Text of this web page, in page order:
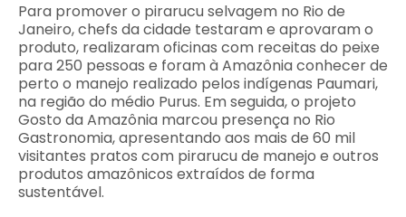
Para promover o pirarucu selvagem no Rio de
Janeiro, chefs da cidade testaram e aprovaram o
produto, realizaram oficinas com receitas do peixe
para 250 pessoas e foram à Amazônia conhecer de
perto o manejo realizado pelos indígenas Paumari,
na região do médio Purus. Em seguida, o projeto
Gosto da Amazônia marcou presença no Rio
Gastronomia, apresentando aos mais de 60 mil
visitantes pratos com pirarucu de manejo e outros
produtos amazônicos extraídos de forma
sustentável.